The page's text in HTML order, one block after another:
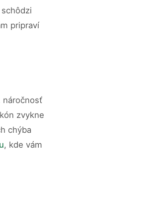
pripraví
náročnosť
zvykne
chýba
, kde vám